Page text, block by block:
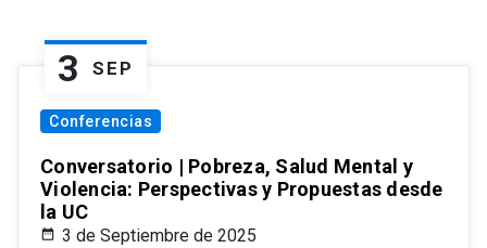
3 SEP
Conferencias
Conversatorio | Pobreza, Salud Mental y
Violencia: Perspectivas y Propuestas desde
la UC
3 de Septiembre de 2025